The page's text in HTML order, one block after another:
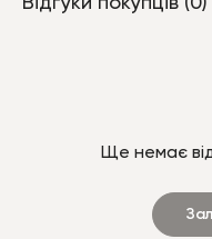
Ще немає